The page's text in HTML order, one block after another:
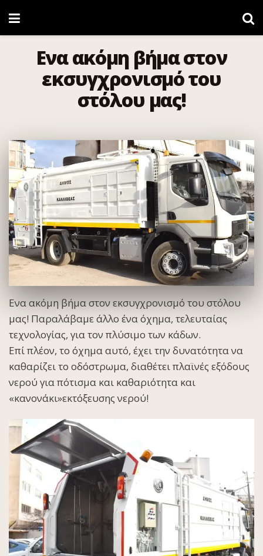
Ενα ακόμη βήμα στον
εκσυγχρονισμό του
στόλου μας!
Ενα ακόμη βήμα στον εκσυγχρονισμό του στόλου
μας! Παραλάβαμε άλλο ένα όχημα, τελευταίας
τεχνολογίας, για τον πλύσιμο των κάδων.
Επί πλέον, το όχημα αυτό, έχει την δυνατότητα να
καθαρίζει το οδόστρωμα, διαθέτει πλαϊνές εξόδους
νερού για πότισμα και καθαριότητα και
«κανονάκι»εκτόξευσης νερού!